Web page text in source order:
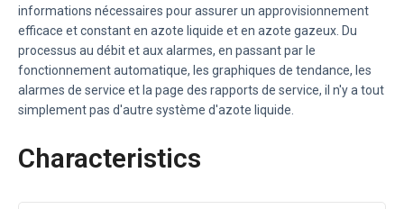
informations nécessaires pour assurer un approvisionnement
efficace et constant en azote liquide et en azote gazeux. Du
processus au débit et aux alarmes, en passant par le
fonctionnement automatique, les graphiques de tendance, les
alarmes de service et la page des rapports de service, il n'y a tout
simplement pas d'autre système d'azote liquide.
Characteristics